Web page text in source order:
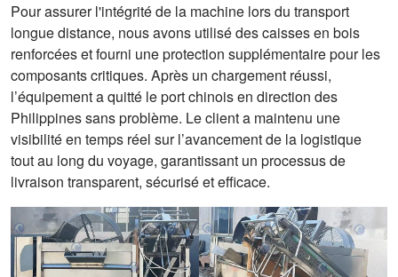
Pour assurer l'intégrité de la machine lors du transport
longue distance, nous avons utilisé des caisses en bois
renforcées et fourni une protection supplémentaire pour les
composants critiques. Après un chargement réussi,
l’équipement a quitté le port chinois en direction des
Philippines sans problème. Le client a maintenu une
visibilité en temps réel sur l’avancement de la logistique
tout au long du voyage, garantissant un processus de
livraison transparent, sécurisé et efficace.